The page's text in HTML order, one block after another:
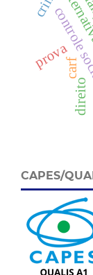
carf
prova
direito
CAPES/